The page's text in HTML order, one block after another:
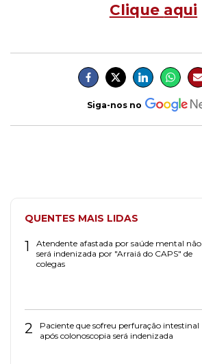
Clique aqui
Siga-nos no
QUENTES MAIS LIDAS
1
Atendente afastada por saúde mental não
será indenizada por "Arraiá do CAPS" de
colegas
2
Paciente que sofreu perfuração intestinal
após colonoscopia será indenizada